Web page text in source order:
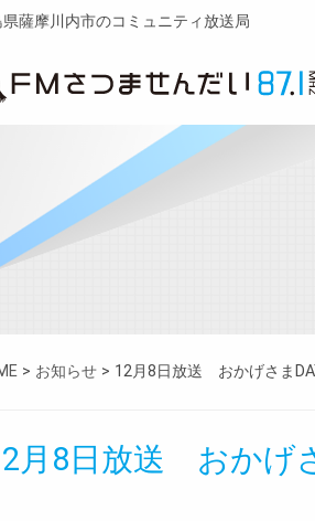
県薩摩川内市のコミュニティ放送局
> お知らせ > 12月8日放送 おかげさま
月8日放送 おかげ